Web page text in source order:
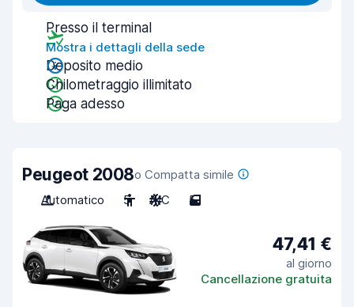
Presso il terminal
Mostra i dettagli della sede
Deposito medio
Chilometraggio illimitato
Paga adesso
Peugeot 2008o Compatta simile
Automatico
5 A/C 5
47,41 €
al giorno
Cancellazione gratuita